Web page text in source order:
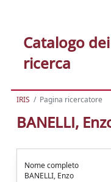
Catalogo
ricerca
IRIS Pagina ricercatore
BANELLI,
Nome completo
BANELLI, Enzo